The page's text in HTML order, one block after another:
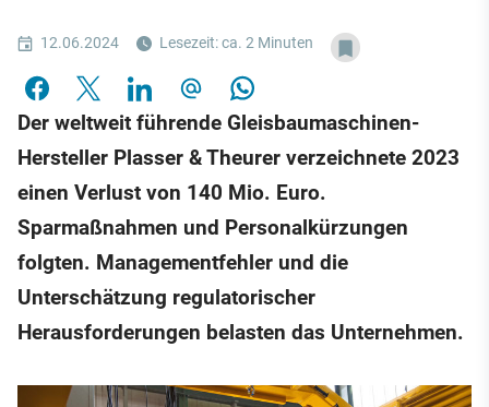
12.06.2024 Lesezeit: ca. 2 Minuten
Der weltweit führende Gleisbaumaschinen-
Hersteller Plasser & Theurer verzeichnete 2023
einen Verlust von 140 Mio. Euro.
Sparmaßnahmen und Personalkürzungen
folgten. Managementfehler und die
Unterschätzung regulatorischer
Herausforderungen belasten das Unternehmen.